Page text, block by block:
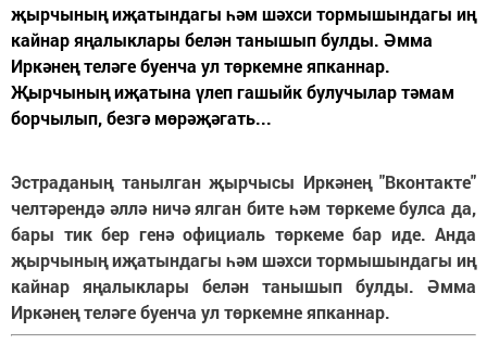
җырчының иҗатындагы һәм шәхси тормышындагы иң
кайнар яңалыклары белән танышып булды. Әмма
Иркәнең теләге буенча ул төркемне япканнар.
Җырчының иҗатына үлеп гашыйк булучылар тәмам
борчылып, безгә мөрәҗәгать...
Эстраданың танылган җырчысы Иркәнең "Вконтакте"
челтәрендә әллә ничә ялган бите һәм төркеме булса да,
бары тик бер генә официаль төркеме бар иде. Анда
җырчының иҗатындагы һәм шәхси тормышындагы иң
кайнар яңалыклары белән танышып булды. Әмма
Иркәнең теләге буенча ул төркемне япканнар.